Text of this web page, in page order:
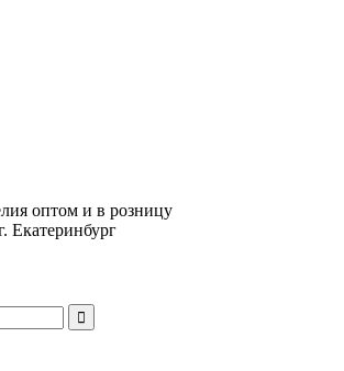
оптом и в розницу
Екатеринбург
